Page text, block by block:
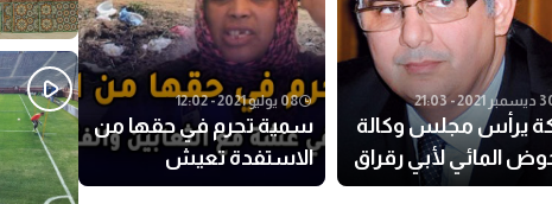
2021 - 21:03
يرأس مجلس وكالة
المائي لأبي رقراق
08 يوليو 2021 - 12:02
سمية تحرم في حقها من
الاستفدة تعيش
التشرد:”عايشا فعشة